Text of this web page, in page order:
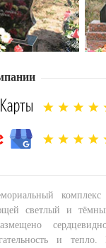
светлый и
и тепло.